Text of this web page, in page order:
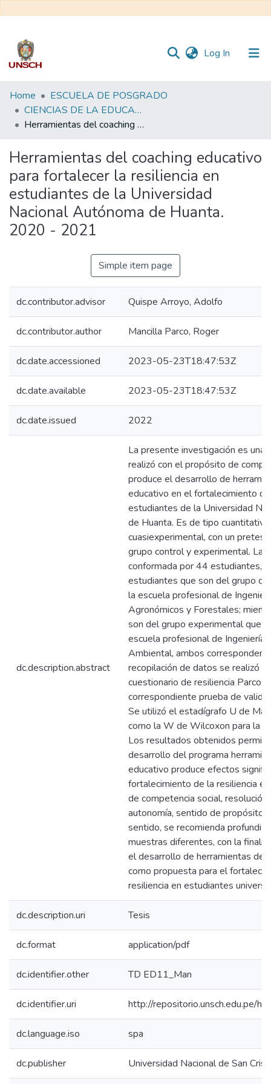
Log In (current)
Communities
&
Collections
Statistics
Home
ESCUELA DE POSGRADO
CIENCIAS DE LA EDUCACIÓN - DOCTORADO EN EDUCACIÓN
Herramientas del coaching educativo para fortalecer la resiliencia en estudiantes de la Universidad Nacional Autónoma de Huanta. 2020 - 2021
Herramientas del coaching educativo
para fortalecer la resiliencia en
estudiantes de la Universidad
Nacional Autónoma de Huanta.
2020 - 2021
Simple item page
dc.contributor.advisor Quispe Arroyo, Adolfo
dc.contributor.author Mancilla Parco, Roger
dc.date.accessioned 2023-05-23T18:47:53Z
dc.date.available 2023-05-23T18:47:53Z
dc.date.issued 2022
dc.description.abstract
La presente investigación es una
realizó con el propósito de
produce el desarrollo de
educativo en el fortalecimiento
estudiantes de la Universidad
de Huanta. Es de tipo
cuasiexperimental, con un
grupo control y experimental. La
conformada por 44 estudiantes,
estudiantes que son del grupo
la escuela profesional de
Agronómicos y Forestales;
son del grupo experimental que
escuela profesional de Ingeniería
Ambiental, ambos corresponden
recopilación de datos se realizó
cuestionario de resiliencia Parco,
correspondiente prueba de
Se utilizó el estadígrafo U de
como la W de Wilcoxon para la
Los resultados obtenidos
desarrollo del programa
educativo produce efectos
fortalecimiento de la resiliencia
de competencia social,
autonomía, sentido de propósito
sentido, se recomienda
muestras diferentes, con la
el desarrollo de herramientas del
como propuesta para el
resiliencia en estudiantes
dc.description.uri Tesis
dc.format application/pdf
dc.identifier.other TD ED11_Man
dc.identifier.uri http://repositorio.unsch.edu.pe/
dc.language.iso spa
dc.publisher Universidad Nacional de San